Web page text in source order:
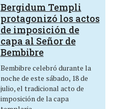
Bergidum Templi
protagonizó los actos
de imposición de
capa al Señor de
Bembibre
Bembibre celebró durante la
noche de este sábado, 18 de
julio, el tradicional acto de
imposición de la capa